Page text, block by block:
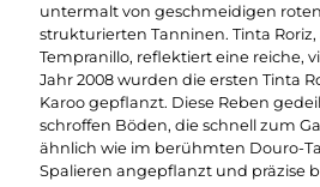
untermalt von geschmeidigen
strukturierten Tanninen. Tinta
Tempranillo, reflektiert eine reiche,
Jahr 2008 wurden die ersten Tinta
Karoo gepflanzt. Diese Reben
schroffen Böden, die schnell zum
ähnlich wie im berühmten Douro-
Spalieren angepflanzt und präzise